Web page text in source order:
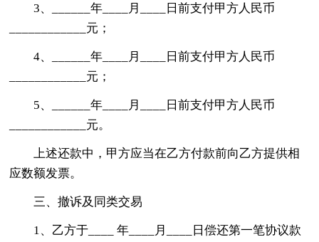
3、______年____月____日前支付甲方人民币
____________元；
4、______年____月____日前支付甲方人民币
____________元；
5、______年____月____日前支付甲方人民币
____________元。
上述还款中，甲方应当在乙方付款前向乙方提供相
应数额发票。
三、撤诉及同类交易
1、乙方于____ 年____月____日偿还第一笔协议款